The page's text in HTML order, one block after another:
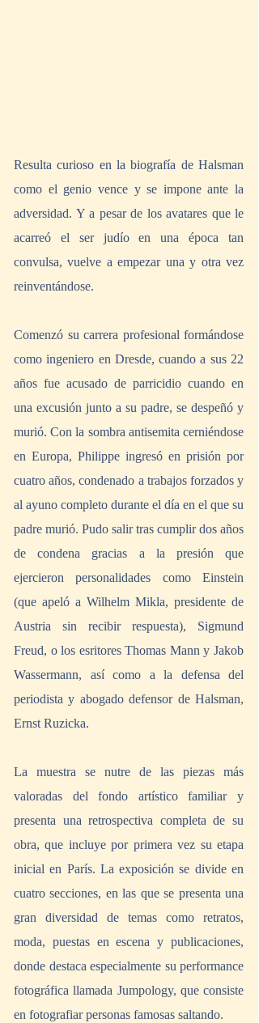
Resulta curioso en la biografía de Halsman
como el genio vence y se impone ante la
adversidad. Y a pesar de los avatares que le
acarreó el ser judío en una época tan
convulsa, vuelve a empezar una y otra vez
reinventándose.
Comenzó su carrera profesional formándose
como ingeniero en Dresde, cuando a sus 22
años fue acusado de parricidio cuando en
una excusión junto a su padre, se despeñó y
murió. Con la sombra antisemita cerniéndose
en Europa, Philippe ingresó en prisión por
cuatro años, condenado a trabajos forzados y
al ayuno completo durante el día en el que su
padre murió. Pudo salir tras cumplir dos años
de condena gracias a la presión que
ejercieron personalidades como Einstein
(que apeló a Wilhelm Mikla, presidente de
Austria sin recibir respuesta), Sigmund
Freud, o los esritores Thomas Mann y Jakob
Wassermann, así como a la defensa del
periodista y abogado defensor de Halsman,
Ernst Ruzicka.
La muestra se nutre de las piezas más
valoradas del fondo artístico familiar y
presenta una retrospectiva completa de su
obra, que incluye por primera vez su etapa
inicial en París. La exposición se divide en
cuatro secciones, en las que se presenta una
gran diversidad de temas como retratos,
moda, puestas en escena y publicaciones,
donde destaca especialmente su performance
fotográfica llamada Jumpology, que consiste
en fotografiar personas famosas saltando.